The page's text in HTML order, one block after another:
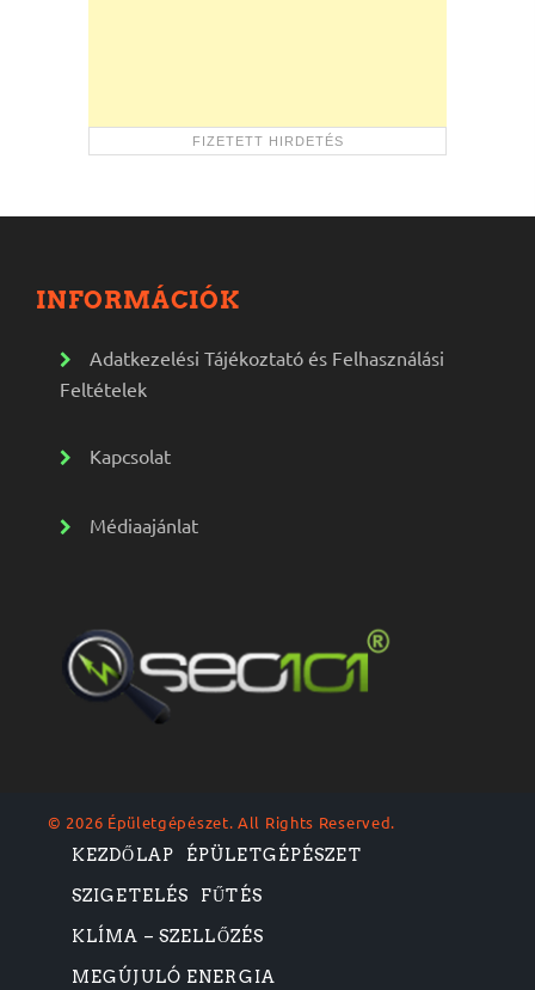
INFORMÁCIÓK
Adatkezelési Tájékoztató és Felhasználási
Feltételek
Kapcsolat
Médiaajánlat
© 2026 Épületgépészet. All Rights Reserved.
KEZDŐLAP ÉPÜLETGÉPÉSZET
SZIGETELÉS FŰTÉS
KLÍMA – SZELLŐZÉS
MEGÚJULÓ ENERGIA